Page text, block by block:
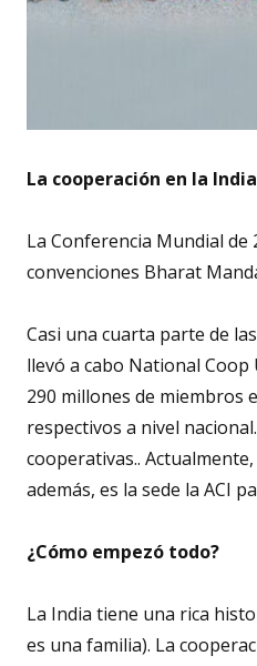
La cooperación en la India
La Conferencia Mundial de
convenciones Bharat
Casi una cuarta parte de
llevó a cabo National Coop
290 millones de miembros
respectivos a nivel
cooperativas..
además, es la sede la ACI
¿Cómo empezó todo?
La India tiene una rica
es una familia). La